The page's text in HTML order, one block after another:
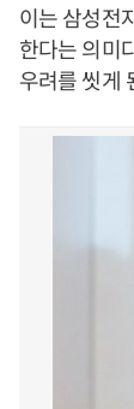
이는 삼성전
한다는 의미
우려를 씻게